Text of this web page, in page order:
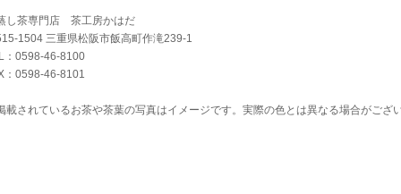
し茶専門店 茶工房かはだ
1504 三重県松阪市飯高町作滝239-1
：0598-46-8100
：0598-46-8101
載されているお茶や茶葉の写真はイメージです。実際の色とは異なる場合がござ